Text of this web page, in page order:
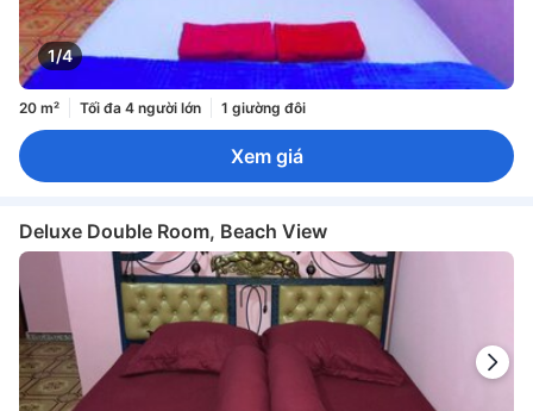
1/4
20 m² Tối đa 4 người lớn 1 giường đôi
Xem giá
Deluxe Double Room, Beach View